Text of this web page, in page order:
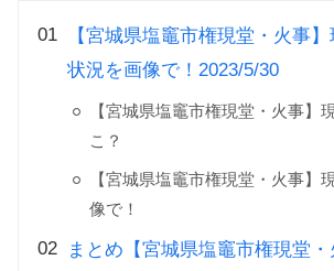
【宮城県塩竈市権現堂・火事】
状況を画像で！2023/5/30
【宮城県塩竈市権現堂・火事】
こ？
【宮城県塩竈市権現堂・火事】
像で！
まとめ【宮城県塩竈市権現堂